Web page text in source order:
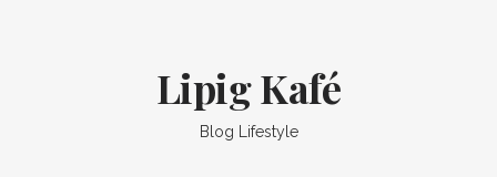
Lipig Kafé
Blog Lifestyle